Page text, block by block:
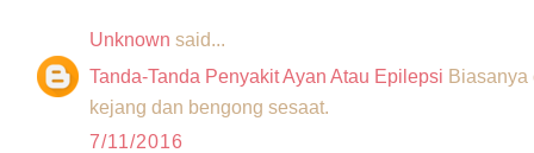
Unknown said...
Tanda-Tanda Penyakit Ayan Atau Epilepsi Biasanya
kejang dan bengong sesaat.
7/11/2016